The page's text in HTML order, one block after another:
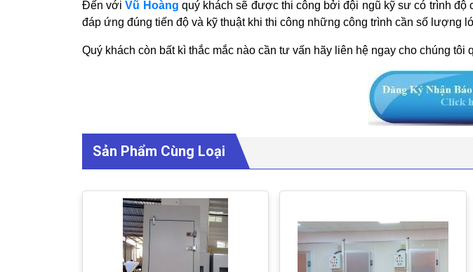
Đến vớiVũ Hoàng quý khách sẽ được thi công bởi đội ngũ kỹ sư có trình
đáp ứng đúng tiến độ và kỹ thuật khi thi công những công trình cần số lượng
Quý khách còn bất kì thắc mắc nào cần tư vấn hãy liên hệ ngay cho chúng
Sản Phẩm Cùng Loại